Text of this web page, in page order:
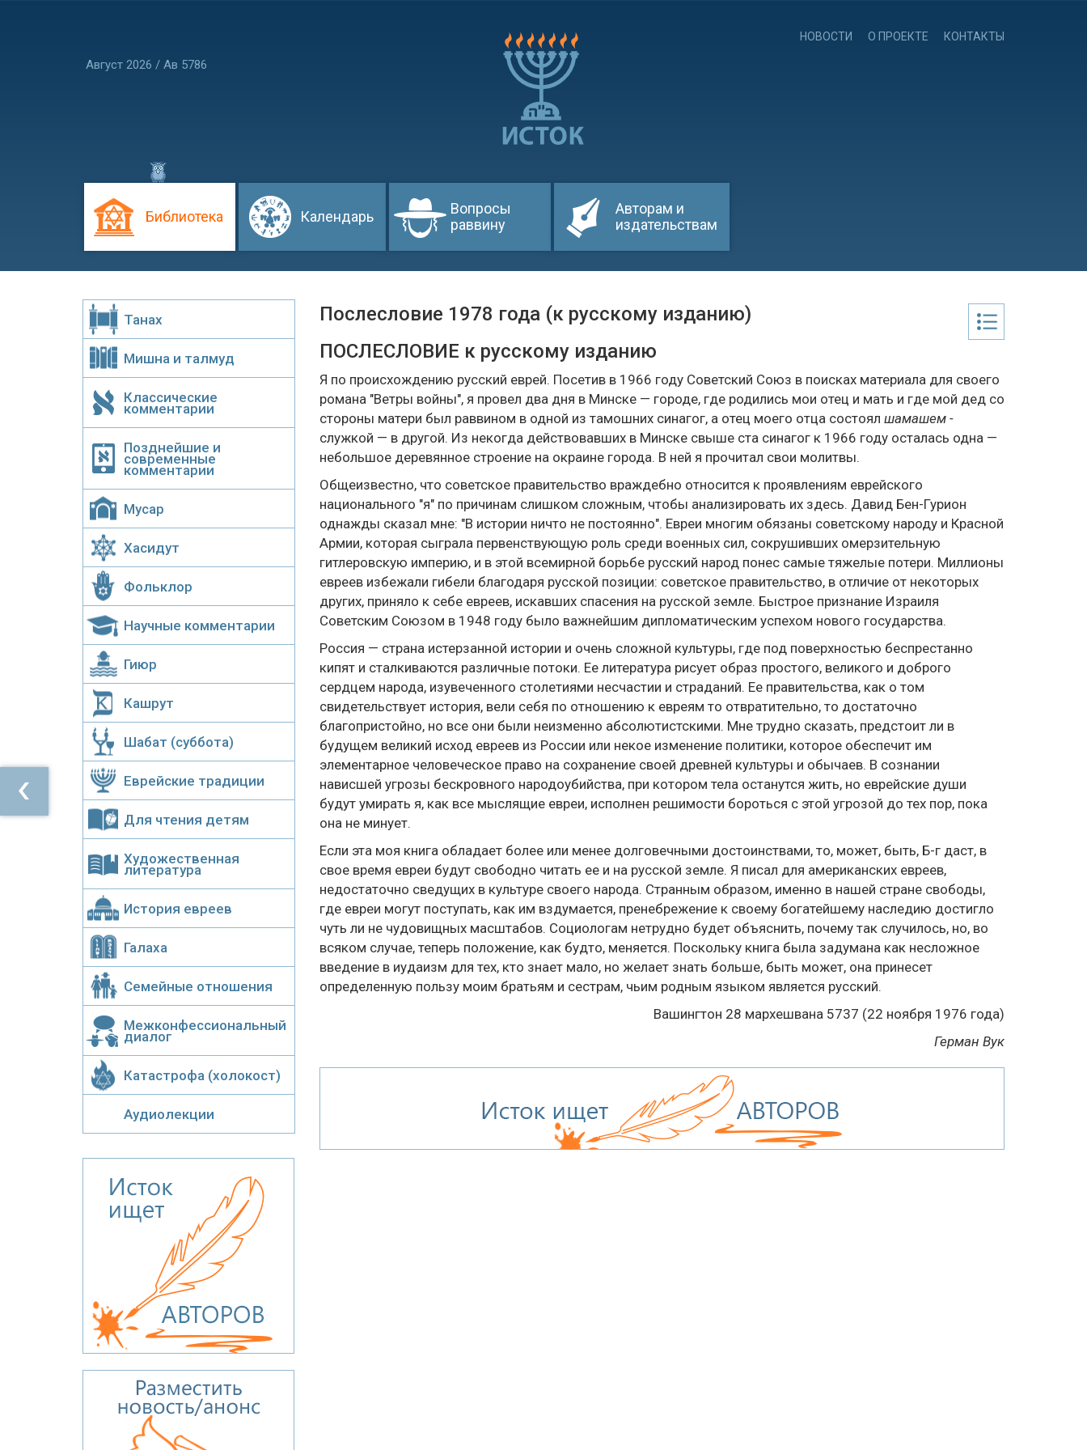
Август 2026 / Ав 5786
НОВОСТИ О ПРОЕКТЕ КОНТАКТЫ
Библиотека Календарь
Вопросы
раввину
Авторам и
издательствам
Послесловие 1978 года (к русскому изданию)
ПОСЛЕСЛОВИЕ к русскому изданию
Я по происхождению русский еврей. Посетив в 1966 году Советский Союз в поисках материала для своего
романа "Ветры войны", я провел два дня в Минске — городе, где родились мои отец и мать и где мой дед со
стороны матери был раввином в одной из тамошних синагог, а отец моего отца состоял шамашем -
служкой — в другой. Из некогда действовавших в Минске свыше ста синагог к 1966 году осталась одна —
небольшое деревянное строение на окраине города. В ней я прочитал свои молитвы.
Общеизвестно, что советское правительство враждебно относится к проявлениям еврейского
национального "я" по причинам слишком сложным, чтобы анализировать их здесь. Давид Бен-Гурион
однажды сказал мне: "В истории ничто не постоянно". Евреи многим обязаны советскому народу и Красной
Армии, которая сыграла первенствующую роль среди военных сил, сокрушивших омерзительную
гитлеровскую империю, и в этой всемирной борьбе русский народ понес самые тяжелые потери. Миллионы
евреев избежали гибели благодаря русской позиции: советское правительство, в отличие от некоторых
других, приняло к себе евреев, искавших спасения на русской земле. Быстрое признание Израиля
Советским Союзом в 1948 году было важнейшим дипломатическим успехом нового государства.
Россия — страна истерзанной истории и очень сложной культуры, где под поверхностью беспрестанно
кипят и сталкиваются различные потоки. Ее литература рисует образ простого, великого и доброго
сердцем народа, изувеченного столетиями несчастии и страданий. Ее правительства, как о том
свидетельствует история, вели себя по отношению к евреям то отвратительно, то достаточно
благопристойно, но все они были неизменно абсолютистскими. Мне трудно сказать, предстоит ли в
будущем великий исход евреев из России или некое изменение политики, которое обеспечит им
элементарное человеческое право на сохранение своей древней культуры и обычаев. В сознании
нависшей угрозы бескровного народоубийства, при котором тела останутся жить, но еврейские души
будут умирать я, как все мыслящие евреи, исполнен решимости бороться с этой угрозой до тех пор, пока
она не минует.
Если эта моя книга обладает более или менее долговечными достоинствами, то, может, быть, Б-г даст, в
свое время евреи будут свободно читать ее и на русской земле. Я писал для американских евреев,
недостаточно сведущих в культуре своего народа. Странным образом, именно в нашей стране свободы,
где евреи могут поступать, как им вздумается, пренебрежение к своему богатейшему наследию достигло
чуть ли не чудовищных масштабов. Социологам нетрудно будет объяснить, почему так случилось, но, во
всяком случае, теперь положение, как будто, меняется. Поскольку книга была задумана как несложное
введение в иудаизм для тех, кто знает мало, но желает знать больше, быть может, она принесет
определенную пользу моим братьям и сестрам, чьим родным языком является русский.
Вашингтон 28 мархешвана 5737 (22 ноября 1976 года)
Герман Byк
Танах
Мишна и талмуд
Классические
комментарии
Позднейшие и
современные
комментарии
Мусар
Хасидут
Фольклор
Научные комментарии
Гиюр
Кашрут
Шабат (суббота)
Еврейские традиции
Для чтения детям
Художественная
литература
История евреев
Галаха
Семейные отношения
Межконфессиональный
диалог
Катастрофа (холокост)
Аудиолекции